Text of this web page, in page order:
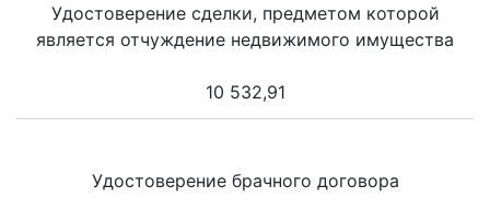
Удостоверение сделки, предметом которой
является отчуждение недвижимого имущества
10 532,91
Удостоверение брачного договора